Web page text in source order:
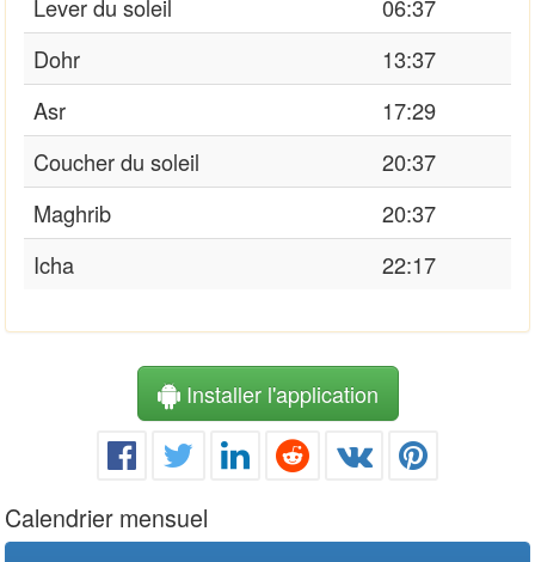
Lever du soleil
06:37
Dohr
13:37
Asr
17:29
Coucher du soleil
20:37
Maghrib
20:37
Icha
22:17
Installer l'application
Calendrier mensuel